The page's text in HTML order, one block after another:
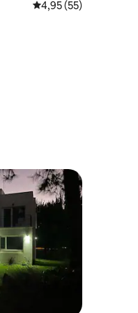
Prosječna ocjena:
4,95 (55)